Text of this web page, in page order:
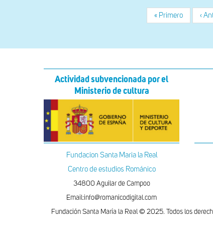
Primera
página
« Primero ‹
Actividad subvencionada por el
Ministerio de cultura
Fundacion Santa Maria la Real
Centro de estudios Románico
34800 Aguilar de Campoo
Email:info@romanicodigital.com
Fundación Santa María la Real © 2025. Todos los